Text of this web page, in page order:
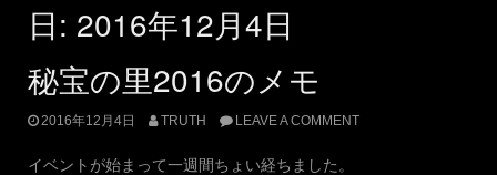
日: 2016年12月4日
秘宝の里2016のメモ
2016年12月4日 TRUTH LEAVE A COMMENT
イベントが始まって一週間ちょい経ちました。